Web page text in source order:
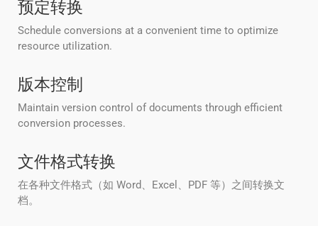
预定转换
Schedule conversions at a convenient time to optimize
resource utilization.
版本控制
Maintain version control of documents through efficient
conversion processes.
文件格式转换
在各种文件格式（如 Word、Excel、PDF 等）之间转换文
档。